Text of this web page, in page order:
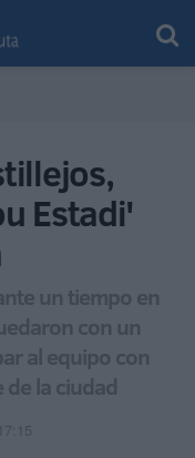
Estadi'
un tiempo en
con un
al equipo con
la ciudad